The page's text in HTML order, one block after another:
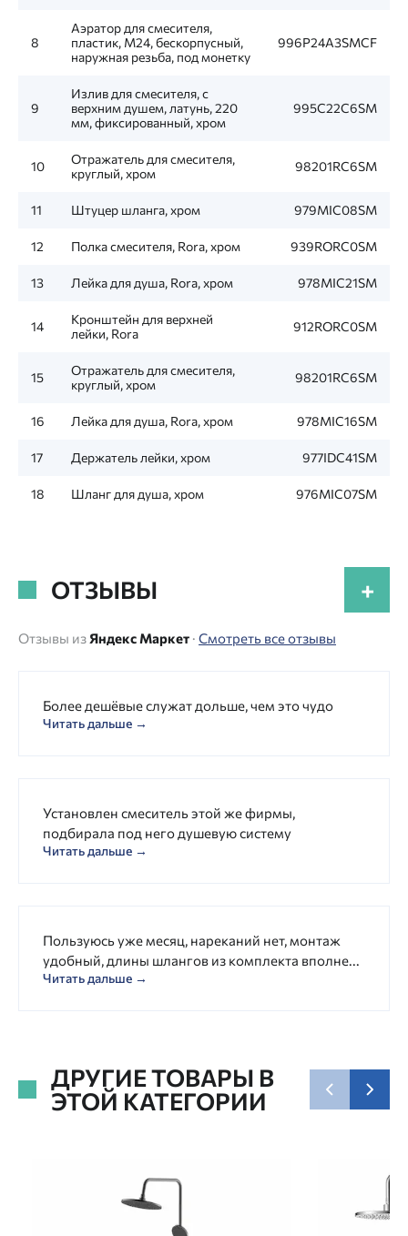
8
Аэратор для смесителя,
пластик, M24, бескорпусный,
наружная резьба, под монетку
996P24A3SMCF
9
Излив для смесителя, c
верхним душем, латунь, 220
мм, фиксированный, хром
995C22C6SM
10
Отражатель для смесителя,
круглый, хром
98201RC6SM
11 Штуцер шланга, хром 979MIC08SM
12 Полка смесителя, Rora, хром 939RORC0SM
13 Лейка для душа, Rora, хром 978MIC21SM
14
Кронштейн для верхней
лейки, Rora
912RORC0SM
15
Отражатель для смесителя,
круглый, хром
98201RC6SM
16 Лейка для душа, Rora, хром 978MIC16SM
17 Держатель лейки, хром 977IDC41SM
18 Шланг для душа, хром 976MIC07SM
ОТЗЫВЫ +
Отзывы из Яндекс Маркет · Смотреть все отзывы
Более дешёвые служат дольше, чем это чудо
Читать дальше →
Установлен смеситель этой же фирмы,
подбирала под него душевую систему
Читать дальше →
Пользуюсь уже месяц, нареканий нет, монтаж
удобный, длины шлангов из комплекта вполне...
Читать дальше →
ДРУГИЕ ТОВАРЫ В
ЭТОЙ КАТЕГОРИИ